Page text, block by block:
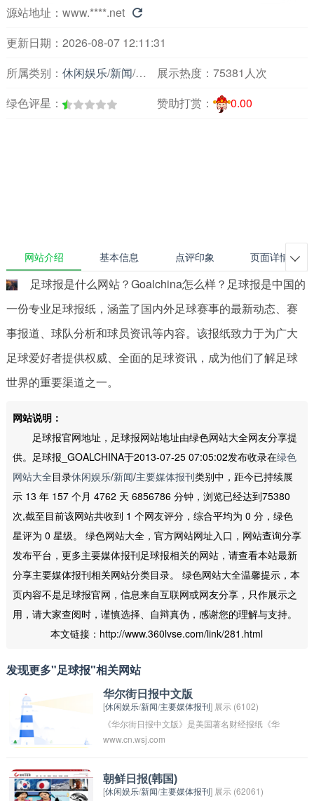
源站地址： www.****.net 
更新日期：2026-08-07 12:11:31
所属类别： 休闲娱乐/新闻/主要媒体报刊
展示热度： 75381人次
绿色评星：
赞助打赏： 0.00
网站介绍 基本信息 点评印象 页面详情 
足球报是什么网站？Goalchina怎么样？足球报是中国的
一份专业足球报纸，涵盖了国内外足球赛事的最新动态、赛
事报道、球队分析和球员资讯等内容。该报纸致力于为广大
足球爱好者提供权威、全面的足球资讯，成为他们了解足球
世界的重要渠道之一。
网站说明：
足球报官网地址，足球报网站地址由绿色网站大全网友分享提
供。足球报_GOALCHINA于2013-07-25 07:05:02发布收录在绿色
网站大全目录休闲娱乐/新闻/主要媒体报刊类别中，距今已持续展
示 13 年 157 个月 4762 天 6856786 分钟，浏览已经达到75380
次,截至目前该网站共收到 1 个网友评分，综合平均为 0 分，绿色
星评为 0 星级。 绿色网站大全，官方网站网址入口，网站查询分享
发布平台，更多主要媒体报刊足球报相关的网站，请查看本站最新
分享主要媒体报刊相关网站分类目录。 绿色网站大全温馨提示，本
页内容不是足球报官网，信息来自互联网或网友分享，只作展示之
用，请大家查阅时，谨慎选择、自辩真伪，感谢您的理解与支持。
本文链接：http://www.360lvse.com/link/281.html
发现更多"足球报"相关网站
华尔街日报中文版
[休闲娱乐/新闻/主要媒体报刊] 展示 (6102)
《华尔街日报中文版》是美国著名财经报纸《华
尔街日报》的中文发布版。它提供最新的全球财
财经信息。该报纸在中国、香港等地都有读者，
被认为是一本权威的财经媒体，深受商界人士和
www.cn.wsj.com
朝鲜日报(韩国)
[休闲娱乐/新闻/主要媒体报刊] 展示 (62061)